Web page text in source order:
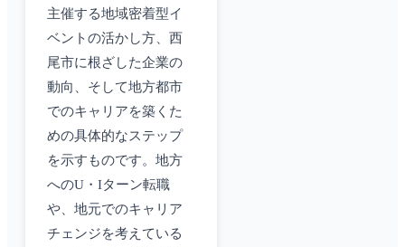
主催する地域密着型イ
ベントの活かし方、西
尾市に根ざした企業の
動向、そして地方都市
でのキャリアを築くた
めの具体的なステップ
を示すものです。地方
へのU・Iターン転職
や、地元でのキャリア
チェンジを考えている